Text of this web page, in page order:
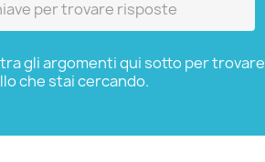
gli argomenti qui sotto per trovare
che stai cercando.